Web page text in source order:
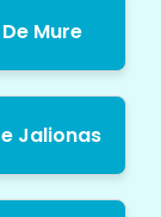
Mure
Jalionas